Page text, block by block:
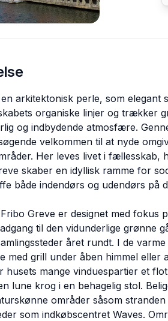
arkitektonisk perle, som elegant
organiske linjer og trækker
og indbydende atmosfære.
velkommen til at nyde
Her leves livet i fællesskab,
skaber en idyllisk ramme for
både indendørs og udendørs på
Greve er designet med fokus
til den vidunderlige grønne
året rundt. I de
med grill under åben himmel
husets mange vinduespartier et
lune krog i en behagelig stol.
områder såsom
som indkøbscentret Waves.